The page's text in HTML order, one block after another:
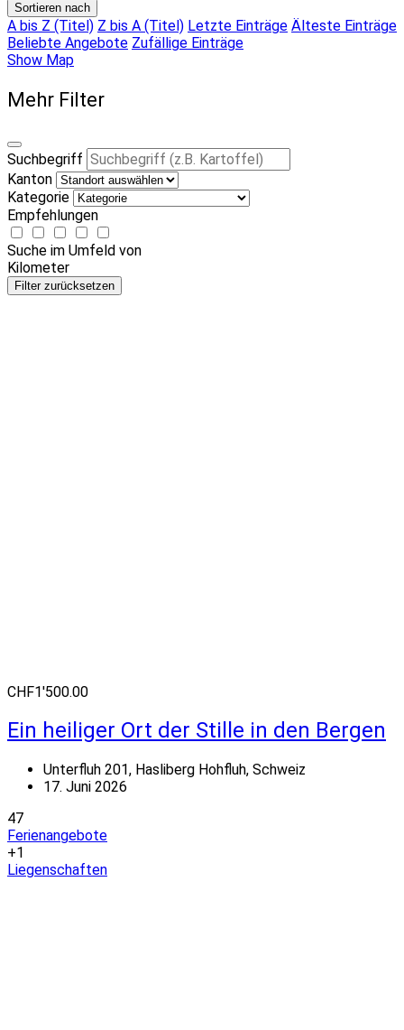
Sortieren nach
A bis Z (Titel) Z bis A (Titel) Letzte Einträge Älteste Einträge
Beliebte Angebote Zufällige Einträge
Show Map
Mehr Filter
Suchbegriff
Kanton
Kategorie
Empfehlungen
Suche im Umfeld von
Kilometer
Filter zurücksetzen
CHF1'500.00
Ein heiliger Ort der Stille in den Bergen
Unterfluh 201, Hasliberg Hohfluh, Schweiz
17. Juni 2026
47
Ferienangebote
+1
Liegenschaften